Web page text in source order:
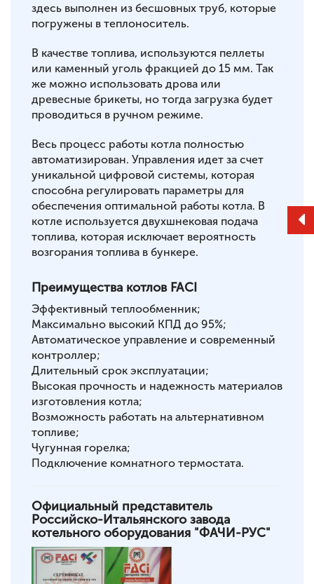
здесь выполнен из бесшовных труб, которые
погружены в теплоноситель.
В качестве топлива, используются пеллеты
или каменный уголь фракцией до 15 мм. Так
же можно использовать дрова или
древесные брикеты, но тогда загрузка будет
проводиться в ручном режиме.
Весь процесс работы котла полностью
автоматизирован. Управления идет за счет
уникальной цифровой системы, которая
способна регулировать параметры для
обеспечения оптимальной работы котла. В
котле используется двухшнековая подача
топлива, которая исключает вероятность
возгорания топлива в бункере.
Преимущества котлов FACI
Эффективный теплообменник;
Максимально высокий КПД до 95%;
Автоматическое управление и современный
контроллер;
Длительный срок эксплуатации;
Высокая прочность и надежность материалов
изготовления котла;
Возможность работать на альтернативном
топливе;
Чугунная горелка;
Подключение комнатного термостата.
Официальный представитель
Российско-Итальянского завода
котельного оборудования "ФАЧИ-РУС"